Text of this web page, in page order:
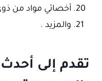
أخصائي مواد من
والمزيد .
تقدم إلى